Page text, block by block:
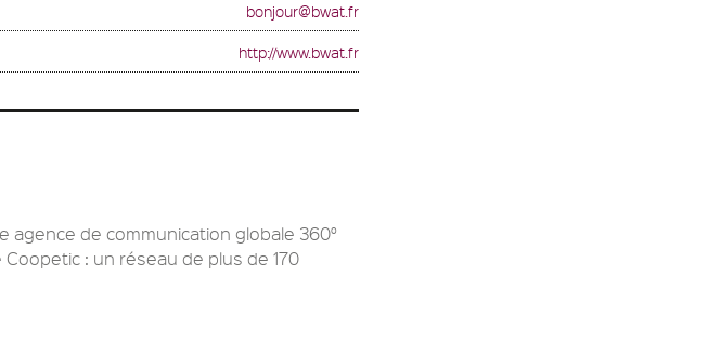
bonjour@bwat.fr
http://www.bwat.fr
agence de communication globale 360°
: un réseau de plus de 170